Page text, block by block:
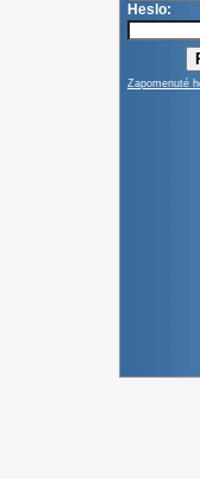
Heslo:
Zapomenuté